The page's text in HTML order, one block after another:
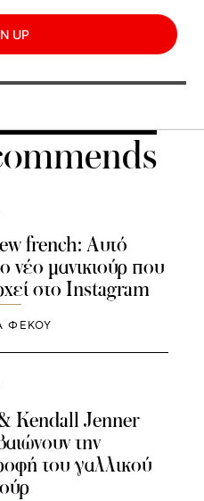
UP
french: Αυτό
νέο μανικιούρ που
στο Instagram
ΦΕΚΟΥ
Kendall Jenner
την
του γαλλικού